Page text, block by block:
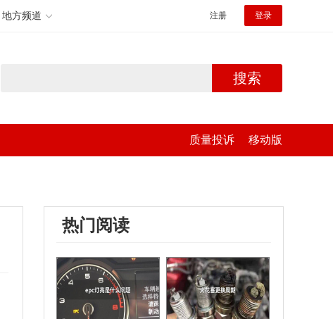
地方频道 注册 登录
搜索
质量投诉 移动版
热门阅读